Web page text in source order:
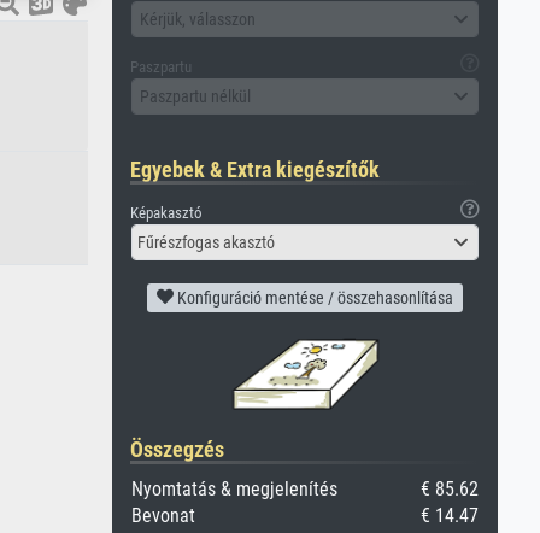
Kérjük, válasszon
Paszpartu
Paszpartu nélkül
Egyebek & Extra kiegészítők
Képakasztó
Fűrészfogas akasztó
Konfiguráció mentése / összehasonlítása
Összegzés
Nyomtatás & megjelenítés
€ 85.62
Bevonat
€ 14.47